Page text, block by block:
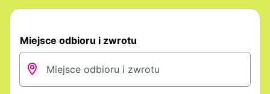
Miejsce odbioru i zwrotu